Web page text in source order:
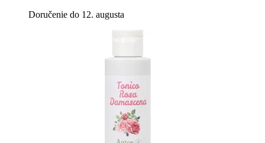
Doručenie do 12. augusta